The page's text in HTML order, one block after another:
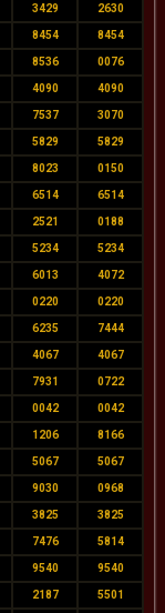
3429 2630
8454 8454
8536 0076
4090 4090
7537 3070
5829 5829
8023 0150
6514 6514
2521 0188
5234 5234
6013 4072
0220 0220
6235 7444
4067 4067
7931 0722
0042 0042
1206 8166
5067 5067
9030 0968
3825 3825
7476 5814
9540 9540
2187 5501